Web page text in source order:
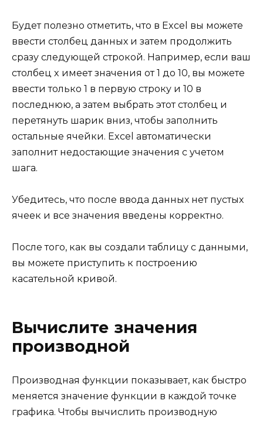
Будет полезно отметить, что в Excel вы можете
ввести столбец данных и затем продолжить
сразу следующей строкой. Например, если ваш
столбец x имеет значения от 1 до 10, вы можете
ввести только 1 в первую строку и 10 в
последнюю, а затем выбрать этот столбец и
перетянуть шарик вниз, чтобы заполнить
остальные ячейки. Excel автоматически
заполнит недостающие значения с учетом
шага.
Убедитесь, что после ввода данных нет пустых
ячеек и все значения введены корректно.
После того, как вы создали таблицу с данными,
вы можете приступить к построению
касательной кривой.
Вычислите значения
производной
Производная функции показывает, как быстро
меняется значение функции в каждой точке
графика. Чтобы вычислить производную